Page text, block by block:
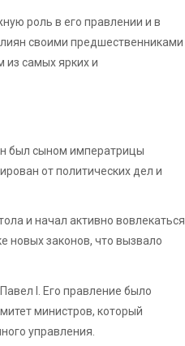
роль в его правлении и в
своими предшественниками
из самых ярких и
был сыном императрицы
от политических дел и
и начал активно вовлекаться
новых законов, что вызвало
I. Его правление было
министров, который
управления.